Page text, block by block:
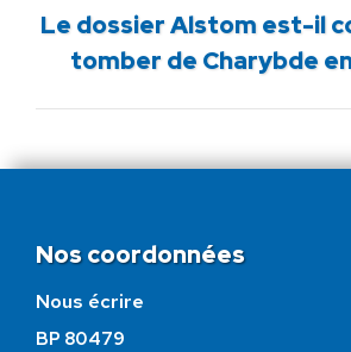
Article
suivant
Le dossier Alstom est-il
tomber de Charybde
Nos coordonnées
Nous écrire
BP 80479